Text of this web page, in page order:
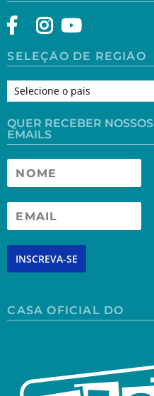
SELEÇÃO DE REGIÃO
Selecione o pais
QUER RECEBER NOSSOS
EMAILS
INSCREVA-SE
CASA OFICIAL DO